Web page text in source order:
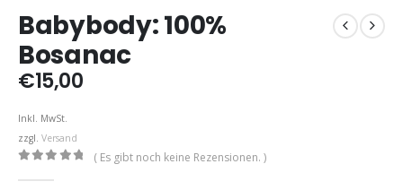
Babybody: 100%
Bosanac
€15,00
Inkl. MwSt.
zzgl. Versand
( Es gibt noch keine Rezensionen. )